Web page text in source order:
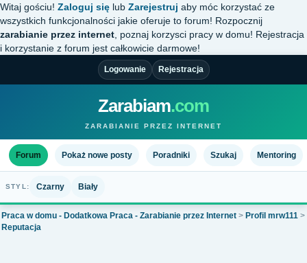
Witaj gościu! Zaloguj się lub Zarejestruj aby móc korzystać ze
wszystkich funkcjonalności jakie oferuje to forum! Rozpocznij
zarabianie przez internet , poznaj korzysci pracy w domu! Rejestracja
i korzystanie z forum jest całkowicie darmowe!
Logowanie Rejestracja
Zarabiam.com
ZARABIANIE PRZEZ INTERNET
Forum Pokaż nowe posty Poradniki Szukaj Mentoring
STYL: Czarny Biały
Praca w domu - Dodatkowa Praca - Zarabianie przez Internet > Profil mrw111 >
Reputacja